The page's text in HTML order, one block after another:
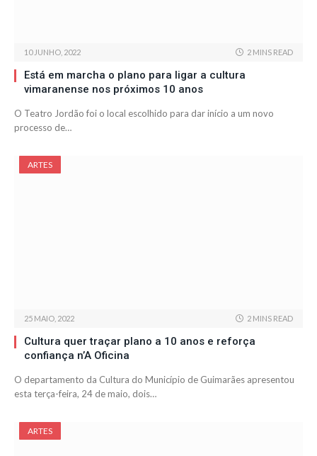
10 JUNHO, 2022 2 MINS READ
Está em marcha o plano para ligar a cultura
vimaranense nos próximos 10 anos
O Teatro Jordão foi o local escolhido para dar início a um novo
processo de…
ARTES
25 MAIO, 2022 2 MINS READ
Cultura quer traçar plano a 10 anos e reforça
confiança n’A Oficina
O departamento da Cultura do Município de Guimarães apresentou
esta terça-feira, 24 de maio, dois…
ARTES